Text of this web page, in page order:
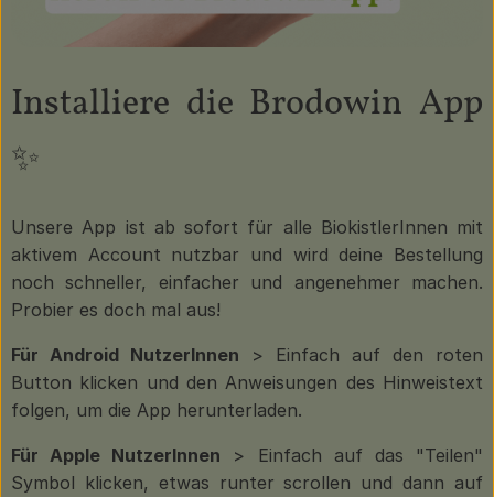
Installiere die Brodowin App
✨
Unsere App ist ab sofort für alle BiokistlerInnen mit
aktivem Account nutzbar und wird deine Bestellung
noch schneller, einfacher und angenehmer machen.
Probier es doch mal aus!
Für Android NutzerInnen > Einfach auf den roten
Button klicken und den Anweisungen des Hinweistext
folgen, um die App herunterladen.
Für Apple NutzerInnen > Einfach auf das "Teilen"
Symbol klicken, etwas runter scrollen und dann auf